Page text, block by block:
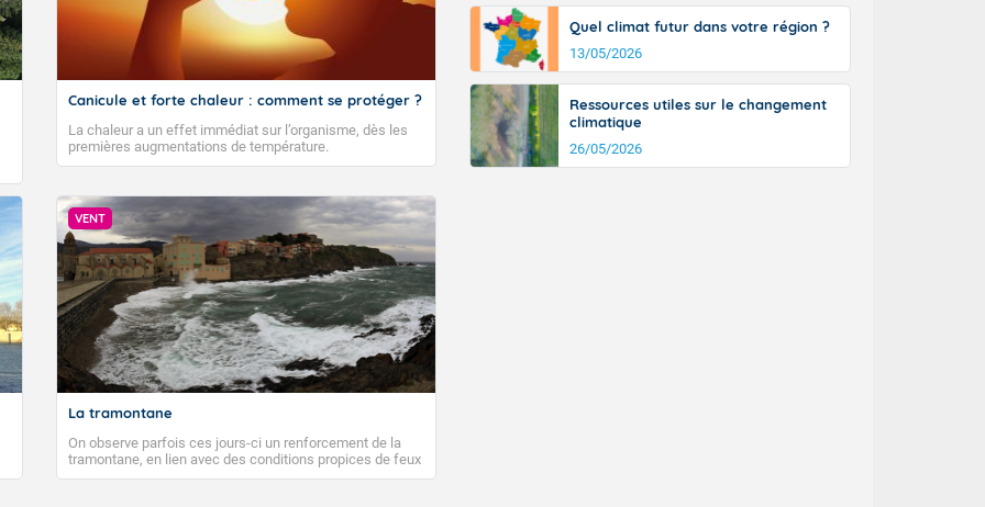
Canicule et forte chaleur : comment se protéger ?
La chaleur a un effet immédiat sur l’organisme, dès les
premières augmentations de température.
VENT
La tramontane
On observe parfois ces jours-ci un renforcement de la
tramontane, en lien avec des conditions propices de feux
de forêt. Mais qu'est-ce que la tramontane ? Quelles sont
Quel climat futur dans votre région ?
13/05/2026
Ressources utiles sur le changement
climatique
26/05/2026